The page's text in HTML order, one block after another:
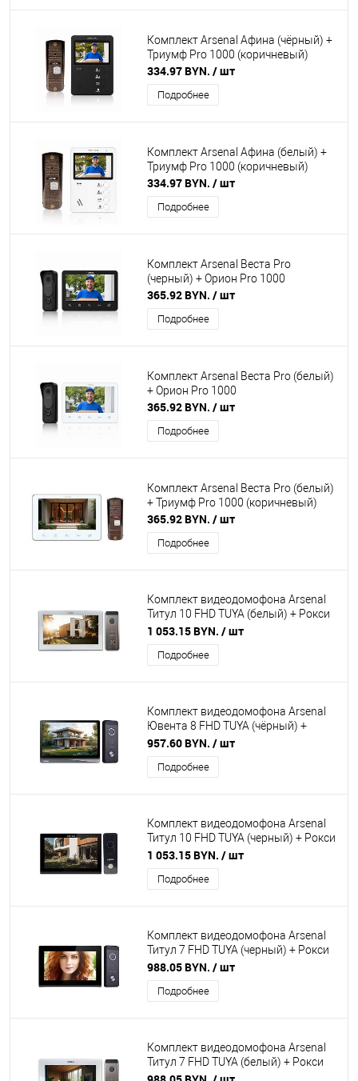
Комплект Arsenal Афина (чёрный) +
Триумф Pro 1000 (коричневый)
334.97 BYN. / шт
Подробнее
Комплект Arsenal Афина (белый) +
Триумф Pro 1000 (коричневый)
334.97 BYN. / шт
Подробнее
Комплект Arsenal Веста Pro
(черный) + Орион Pro 1000
365.92 BYN. / шт
Подробнее
Комплект Arsenal Веста Pro (белый)
+ Орион Pro 1000
365.92 BYN. / шт
Подробнее
Комплект Arsenal Веста Pro (белый)
+ Триумф Pro 1000 (коричневый)
365.92 BYN. / шт
Подробнее
Комплект видеодомофона Arsenal
Титул 10 FHD TUYA (белый) + Рокси
FHD (серебро)
1 053.15 BYN. / шт
Подробнее
Комплект видеодомофона Arsenal
Ювента 8 FHD TUYA (чёрный) +
Рокси FHD (чёрный)
957.60 BYN. / шт
Подробнее
Комплект видеодомофона Arsenal
Титул 10 FHD TUYA (черный) + Рокси
FHD (чёрный)
1 053.15 BYN. / шт
Подробнее
Комплект видеодомофона Arsenal
Титул 7 FHD TUYA (черный) + Рокси
FHD (чёрный)
988.05 BYN. / шт
Подробнее
Комплект видеодомофона Arsenal
Титул 7 FHD TUYA (белый) + Рокси
FHD (серебро)